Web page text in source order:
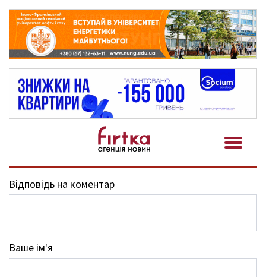
Відповідь на коментар
Ваше ім'я